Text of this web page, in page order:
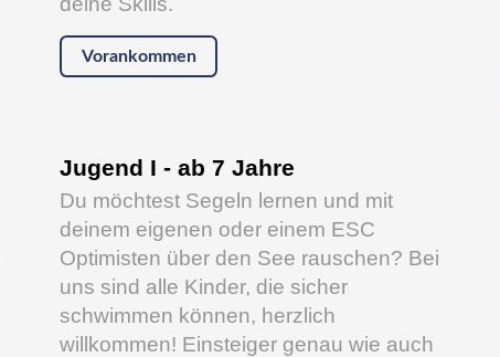
Vorankommen
Jugend I - ab 7 Jahre
Du möchtest Segeln lernen und mit
deinem eigenen oder einem ESC
Optimisten über den See rauschen? Bei
uns sind alle Kinder, die sicher
schwimmen können, herzlich
willkommen! Einsteiger genau wie auch